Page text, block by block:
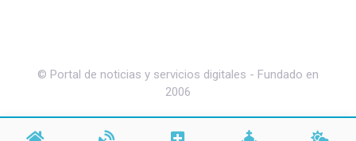
© Portal de noticias y servicios digitales - Fundado en
2006